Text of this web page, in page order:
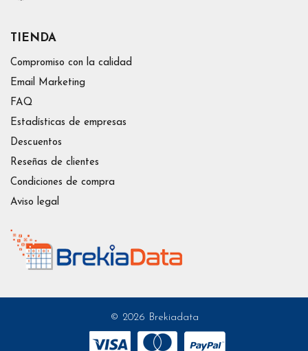
TIENDA
Compromiso con la calidad
Email Marketing
FAQ
Estadísticas de empresas
Descuentos
Reseñas de clientes
Condiciones de compra
Aviso legal
© 2026 Brekiadata